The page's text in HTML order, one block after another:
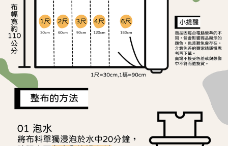
ATM／網路銀行／等多元方式進行付款，方視為交易完成。
※ 請注意：結帳手續完成當下不需立刻繳費，但若您需要取消訂單，請聯絡
購買商品的店家。未經商家同意取消之訂單仍視為有效，需透過AFTEE先享
後付繳納相關費用。
※ 交易是否成功請以「AFTEE先享後付 」之結帳頁面顯示為準，若有關於
是否繳費成功／繳費後需取消欲退款等相關疑問，請聯繫「AFTEE先享後付
客戶支援中心」 https://netprotections.freshdesk.com/support/home
【注意事項】
１．透過由恩沛科技股份有限公司提供之「AFTEE先享後付」服務完成之交
易，需依本服務之必要範圍內提供個人資料，並將交易相關給付款項請求債
權轉讓予恩沛科技股份有限公司。
https://aftee.tw/terms/#terms3
３．未成年的使用者請事先徵得法定代理人或監護人之同意方可使用
「AFTEE先享後付」，若未經同意申辦者引起之損失，本公司不負相關責
宅配
每筆NT$150，滿NT$1,500(含以上)免運費
離島宅配
每筆NT$240